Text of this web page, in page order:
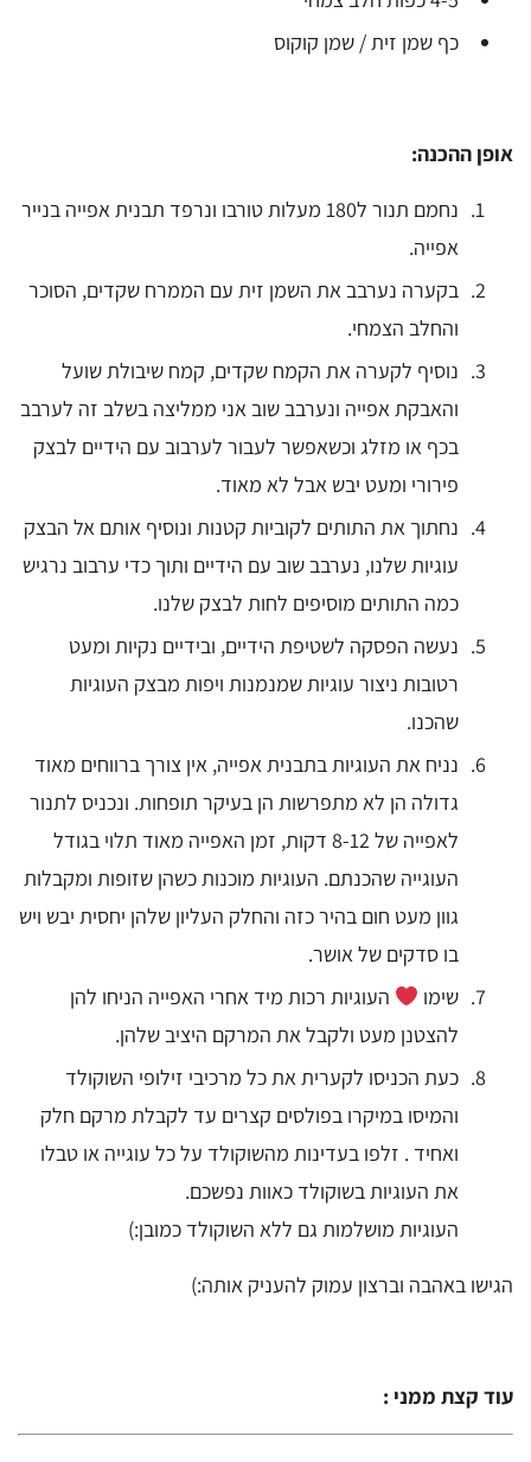
כף שמן זית / שמן קוקוס
אופן ההכנה:
נחמם תנור ל180 מעלות טורבו ונרפד תבנית אפייה בנייר
אפייה.
בקערה נערבב את השמן זית עם הממרח שקדים, הסוכר
והחלב הצמחי.
נוסיף לקערה את הקמח שקדים, קמח שיבולת שועל
והאבקת אפייה ונערבב שוב אני ממליצה בשלב זה לערבב
בכף או מזלג וכשאפשר לעבור לערבוב עם הידיים לבצק
פירורי ומעט יבש אבל לא מאוד.
נחתוך את התותים לקוביות קטנות ונוסיף אותם אל הבצק
עוגיות שלנו, נערבב שוב עם הידיים ותוך כדי ערבוב נרגיש
כמה התותים מוסיפים לחות לבצק שלנו.
נעשה הפסקה לשטיפת הידיים, ובידיים נקיות ומעט
רטובות ניצור עוגיות שמנמנות ויפות מבצק העוגיות
שהכנו.
נניח את העוגיות בתבנית אפייה, אין צורך ברווחים מאוד
גדולה הן לא מתפרשות הן בעיקר תופחות. ונכניס לתנור
לאפייה של 8-12 דקות, זמן האפייה מאוד תלוי בגודל
העוגייה שהכנתם. העוגיות מוכנות כשהן שזופות ומקבלות
גוון מעט חום בהיר כזה והחלק העליון שלהן יחסית יבש ויש
בו סדקים של אושר.
שימו
העוגיות רכות מיד אחרי האפייה הניחו להן
להצטנן מעט ולקבל את המרקם היציב שלהן.
כעת הכניסו לקערית את כל מרכיבי זילופי השוקולד
והמיסו במיקרו בפולסים קצרים עד לקבלת מרקם חלק
ואחיד . זלפו בעדינות מהשוקולד על כל עוגייה או טבלו
את העוגיות בשוקולד כאוות נפשכם.
העוגיות מושלמות גם ללא השוקולד כמובן:)
הגישו באהבה וברצון עמוק להעניק אותה:)
עוד קצת ממני :